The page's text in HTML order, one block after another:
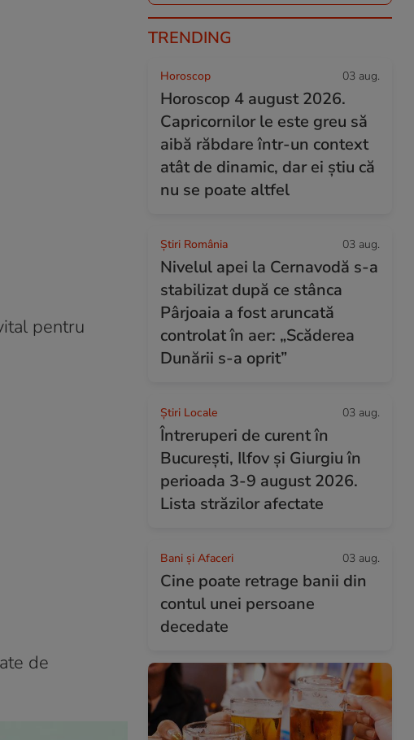
pentru
de
TRENDING
Horoscop 03 aug.
Horoscop 4 august 2026.
Capricornilor le este greu să
aibă răbdare într-un context
atât de dinamic, dar ei știu că
nu se poate altfel
Știri România 03 aug.
Nivelul apei la Cernavodă s-a
stabilizat după ce stânca
Pârjoaia a fost aruncată
controlat în aer: „Scăderea
Dunării s-a oprit”
Știri Locale 03 aug.
Întreruperi de curent în
București, Ilfov și Giurgiu în
perioada 3-9 august 2026.
Lista străzilor afectate
Bani și Afaceri 03 aug.
Cine poate retrage banii din
contul unei persoane
decedate